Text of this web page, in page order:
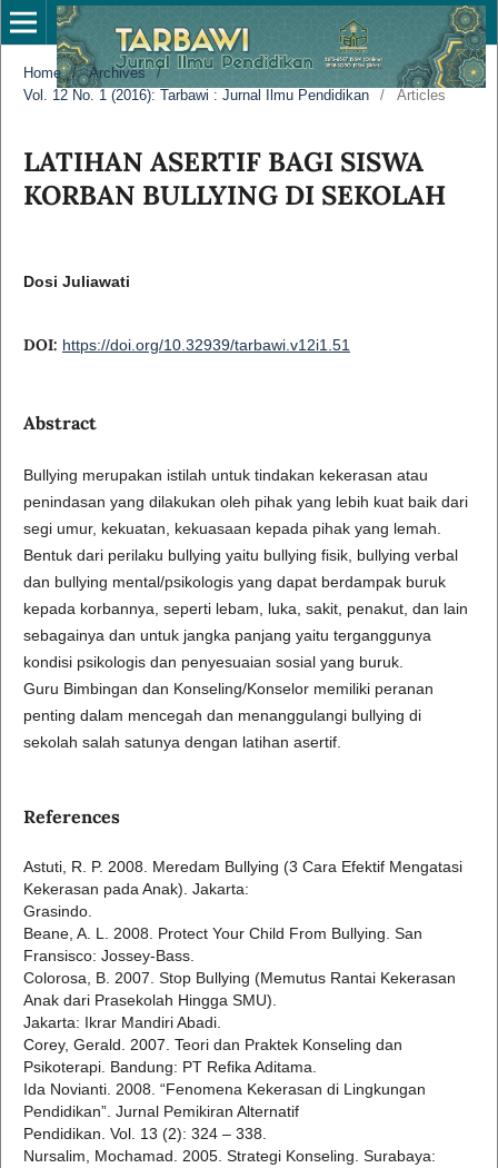
Home / Archives
/
Vol. 12 No. 1 (2016): Tarbawi : Jurnal Ilmu Pendidikan
/ Articles
LATIHAN ASERTIF BAGI SISWA
KORBAN BULLYING DI SEKOLAH
Dosi Juliawati
DOI: https://doi.org/10.32939/tarbawi.v12i1.51
Abstract
Bullying merupakan istilah untuk tindakan kekerasan atau
penindasan yang dilakukan oleh pihak yang lebih kuat baik dari
segi umur, kekuatan, kekuasaan kepada pihak yang lemah.
Bentuk dari perilaku bullying yaitu bullying fisik, bullying verbal
dan bullying mental/psikologis yang dapat berdampak buruk
kepada korbannya, seperti lebam, luka, sakit, penakut, dan lain
sebagainya dan untuk jangka panjang yaitu terganggunya
kondisi psikologis dan penyesuaian sosial yang buruk.
Guru Bimbingan dan Konseling/Konselor memiliki peranan
penting dalam mencegah dan menanggulangi bullying di
sekolah salah satunya dengan latihan asertif.
References
Astuti, R. P. 2008. Meredam Bullying (3 Cara Efektif Mengatasi
Kekerasan pada Anak). Jakarta:
Grasindo.
Beane, A. L. 2008. Protect Your Child From Bullying. San
Fransisco: Jossey-Bass.
Colorosa, B. 2007. Stop Bullying (Memutus Rantai Kekerasan
Anak dari Prasekolah Hingga SMU).
Jakarta: Ikrar Mandiri Abadi.
Corey, Gerald. 2007. Teori dan Praktek Konseling dan
Psikoterapi. Bandung: PT Refika Aditama.
Ida Novianti. 2008. “Fenomena Kekerasan di Lingkungan
Pendidikan”. Jurnal Pemikiran Alternatif
Pendidikan. Vol. 13 (2): 324 – 338.
Nursalim, Mochamad. 2005. Strategi Konseling. Surabaya: